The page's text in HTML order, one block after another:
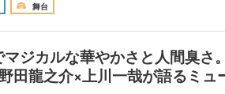
舞台
ジカルな華やかさと人間臭さ
田龍之介×上川一哉が語るミ